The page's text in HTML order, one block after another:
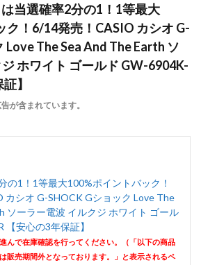
は当選確率2分の1！1等最大
ク！6/14発売！CASIO カシオ G-
Love The Sea And The Earth ソ
ホワイト ゴールド GW-6904K-
】
が含まれています。
の1！1等最大100%ポイントバック！
カシオ G-SHOCK Gショック Love The
ソーラー電波 イルクジ ホワイト ゴール
【安心の3年保証】
んで在庫確認を行ってください。（「以下の商品
販売期間外となっております。」と表示されるペ